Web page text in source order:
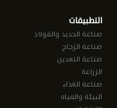
التطبيقات
صناعة الحديد والفولاذ
صناعة الزجاج
صناعة التعدين
الزراعة
صناعة الغذاء
البيئة والمياه